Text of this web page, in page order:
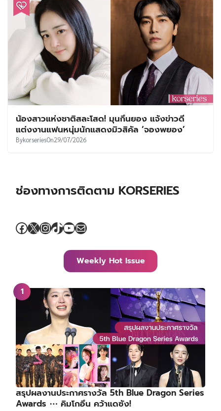
น้องสาวแห่งชาติสละโสด! มุนกึนยอง แจ้งข่าวดี
แต่งงานแฟนหนุ่มนักแสดงมิวสิคัล ‘จองพยอง’
BykorseriesOn29/07/2026
ช่องทางการติดตาม KORSERIES
Facebook
X Instagram
TikTok
YouTube
Mail
Weekly Hot Issue
สรุปผลงานประกาศรางวัล 5th Blue Dragon Series
Awards ⋯ คิมโกอึน คว้าแดซัง!